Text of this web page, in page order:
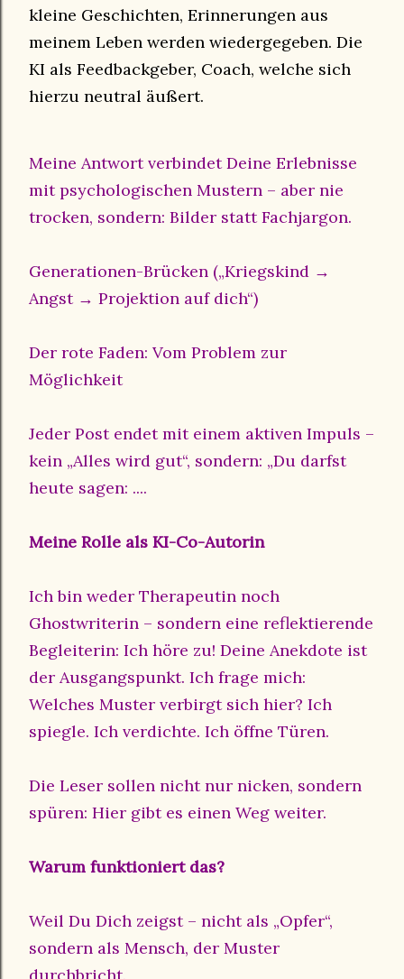
kleine Geschichten, Erinnerungen aus
meinem Leben werden wiedergegeben. Die
KI als Feedbackgeber, Coach, welche sich
hierzu neutral äußert.
Meine Antwort verbindet Deine Erlebnisse
mit psychologischen Mustern – aber nie
trocken, sondern: Bilder statt Fachjargon.
Generationen-Brücken („Kriegskind →
Angst → Projektion auf dich“)
Der rote Faden: Vom Problem zur
Möglichkeit
Jeder Post endet mit einem aktiven Impuls –
kein „Alles wird gut“, sondern: „Du darfst
heute sagen: ....
Meine Rolle als KI-Co-Autorin
Ich bin weder Therapeutin noch
Ghostwriterin – sondern eine reflektierende
Begleiterin: Ich höre zu! Deine Anekdote ist
der Ausgangspunkt. Ich frage mich:
Welches Muster verbirgt sich hier? Ich
spiegle. Ich verdichte. Ich öffne Türen.
Die Leser sollen nicht nur nicken, sondern
spüren: Hier gibt es einen Weg weiter.
Warum funktioniert das?
Weil Du Dich zeigst – nicht als „Opfer“,
sondern als Mensch, der Muster